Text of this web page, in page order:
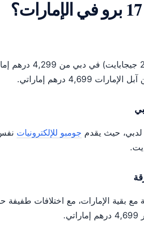
يبدأ سعر آيفون
4,699 درهم إماراتي.
لدبي، حيث يقدم جومبو للإلكترونيات
مع بقية الإمارات، مع اختلافات